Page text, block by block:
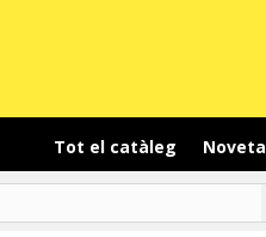
Tot el catàleg